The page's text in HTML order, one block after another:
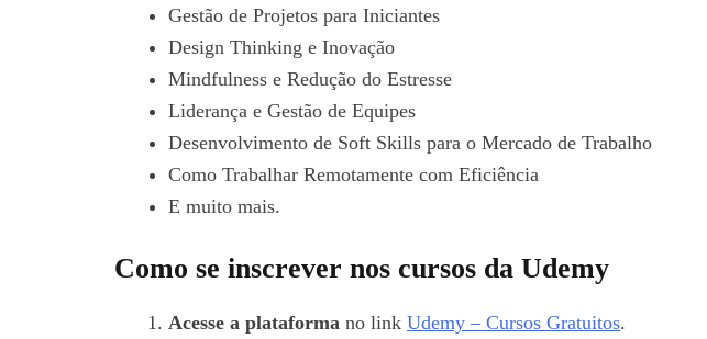
Gestão de Projetos para Iniciantes
Design Thinking e Inovação
Mindfulness e Redução do Estresse
Liderança e Gestão de Equipes
Desenvolvimento de Soft Skills para o Mercado de Trabalho
Como Trabalhar Remotamente com Eficiência
E muito mais.
Como se inscrever nos cursos da Udemy
Acesse a plataforma no link Udemy – Cursos Gratuitos.